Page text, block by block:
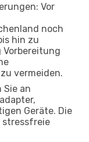
Vor
noch
hin zu
vermeiden.
Sie an
Geräte. Die
stressfreie